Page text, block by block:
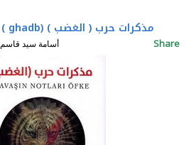
Mudhakirat Harb ( ghadb) مذكرات حرب ( الغضب )
By: Qassem, Osama أسامة سيد قاسم Share